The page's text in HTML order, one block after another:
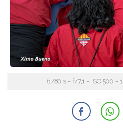
(1/80 s – f/7,1 – ISO 500 –